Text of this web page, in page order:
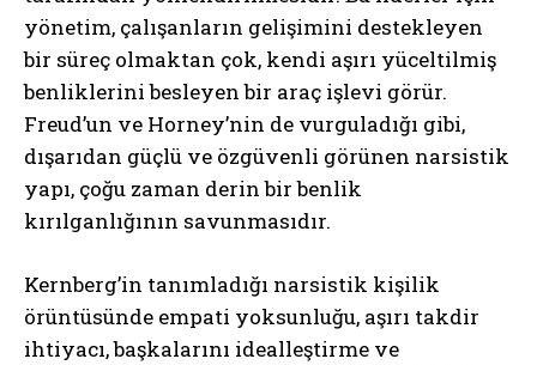
yönetim, çalışanların gelişimini destekleyen
bir süreç olmaktan çok, kendi aşırı yüceltilmiş
benliklerini besleyen bir araç işlevi görür.
Freud’un ve Horney’nin de vurguladığı gibi,
dışarıdan güçlü ve özgüvenli görünen narsistik
yapı, çoğu zaman derin bir benlik
kırılganlığının savunmasıdır.
Kernberg’in tanımladığı narsistik kişilik
örüntüsünde empati yoksunluğu, aşırı takdir
ihtiyacı, başkalarını idealleştirme ve